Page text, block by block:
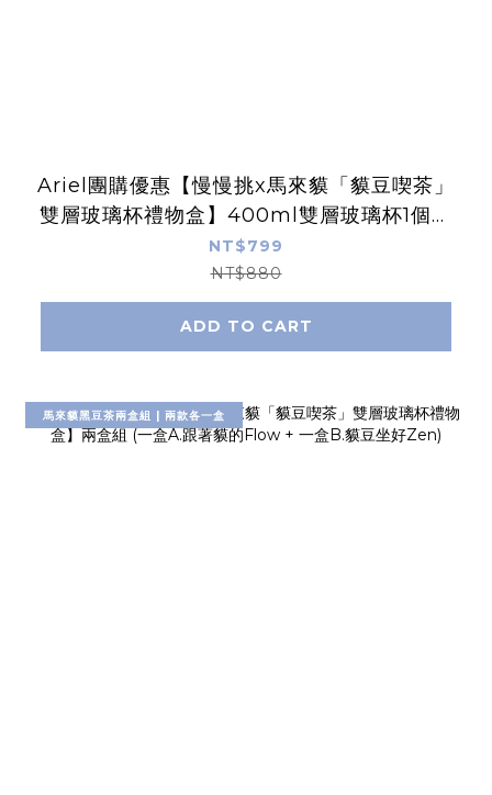
Ariel團購優惠【慢慢挑x馬來貘「貘豆喫茶」
雙層玻璃杯禮物盒】400ml雙層玻璃杯1個＋
黑豆茶鐵罐1罐| A.跟著貘的Flow B.貘豆坐好
Zen
NT$799
NT$880
ADD TO CART
馬來貘黑豆茶兩盒組 | 兩款各一盒